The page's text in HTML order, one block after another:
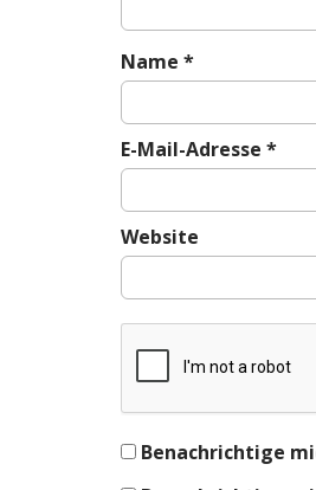
Name *
E-Mail-Adresse *
Website
Benachrichtige